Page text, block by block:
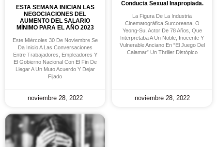
ESTA SEMANA INICIAN LAS
NEGOCIACIONES DEL
AUMENTO DEL SALARIO
MÍNIMO PARA EL AÑO 2023
Este Miércoles 30 De Noviembre Se
Da Inicio A Las Conversaciones
Entre Trabajadores, Empleadores Y
El Gobierno Nacional Con El Fin De
Llegar A Un Muto Acuerdo Y Dejar
Fijado
noviembre 28, 2022
Conducta Sexual Inapropiada.
La Figura De La Industria
Cinematográfica Surcoreana, O
Yeong-Su, Actor De 78 Años, Que
Interpretaba A Un Noble, Inocente Y
Vulnerable Anciano En “El Juego Del
Calamar” Un Thriller Distópico
noviembre 28, 2022